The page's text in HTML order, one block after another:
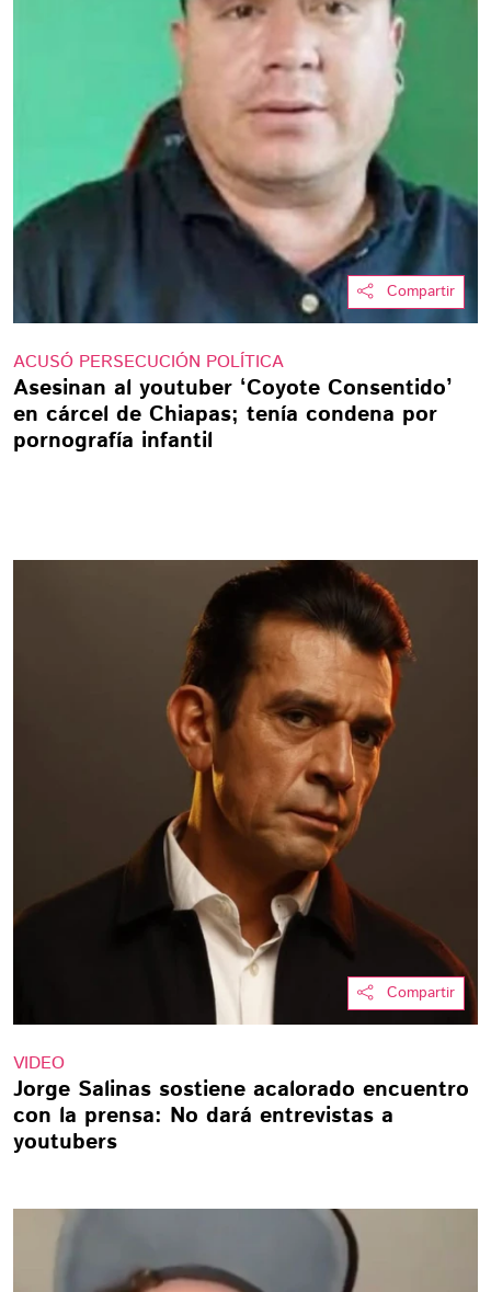
Compartir
ACUSÓ PERSECUCIÓN POLÍTICA
Asesinan al youtuber ‘Coyote Consentido’
en cárcel de Chiapas; tenía condena por
pornografía infantil
Compartir
VIDEO
Jorge Salinas sostiene acalorado encuentro
con la prensa: No dará entrevistas a
youtubers